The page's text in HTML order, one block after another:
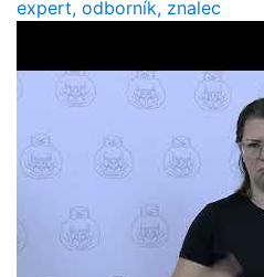
expert, odborník, znalec